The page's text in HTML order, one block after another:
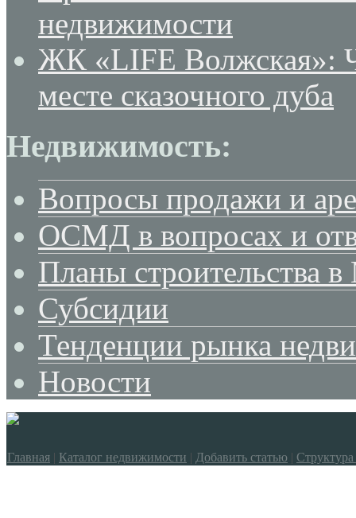
недвижимости
ЖК «LIFE Волжская»:
месте сказочного дуба
Недвижимость:
Вопросы продажи и
ОСМД в вопросах и
Планы строительства
Субсидии
Тенденции рынка
Новости
Главная | Каталог недвижимости | Добавить статью | Структура